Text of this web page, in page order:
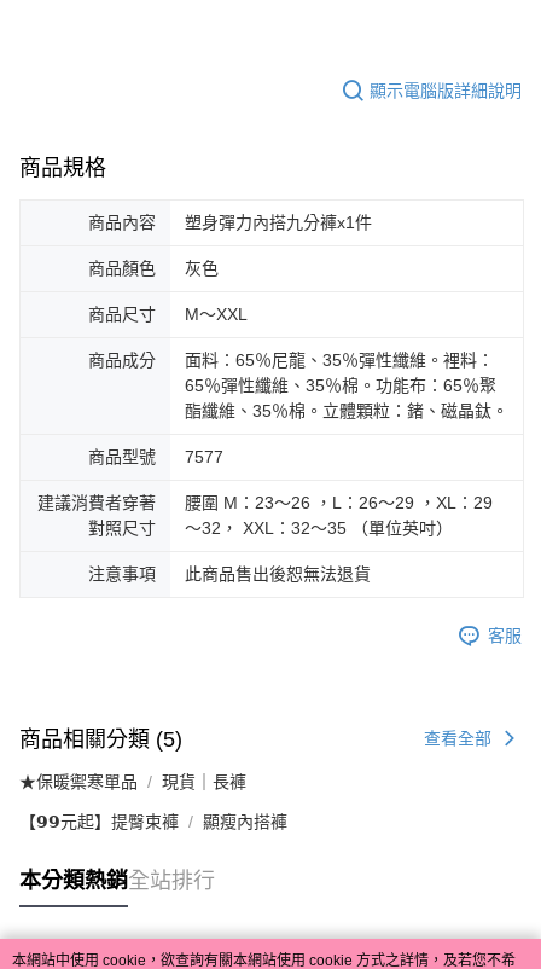
顯示電腦版詳細說明
商品規格
商品內容 塑身彈力內搭九分褲x1件
商品顏色 灰色
商品尺寸 M～XXL
商品成分
面料：65％尼龍、35％彈性纖維。裡料：
65％彈性纖維、35％棉。功能布：65％聚
酯纖維、35％棉。立體顆粒：鍺、磁晶鈦。
商品型號 7577
建議消費者穿著
對照尺寸
腰圍 M：23～26 ，L：26～29 ，XL：29
～32， XXL：32～35 （單位英吋）
注意事項 此商品售出後恕無法退貨
客服
商品相關分類 (5) 查看全部
★保暖禦寒單品 現貨｜長褲
【𝟵𝟵元起】提臀束褲 顯瘦內搭褲
本分類熱銷全站排行
本網站中使用 cookie，欲查詢有關本網站使用 cookie 方式之詳情，及若您不希